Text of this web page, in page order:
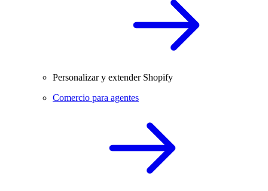
Personalizar y extender Shopify
Comercio para agentes